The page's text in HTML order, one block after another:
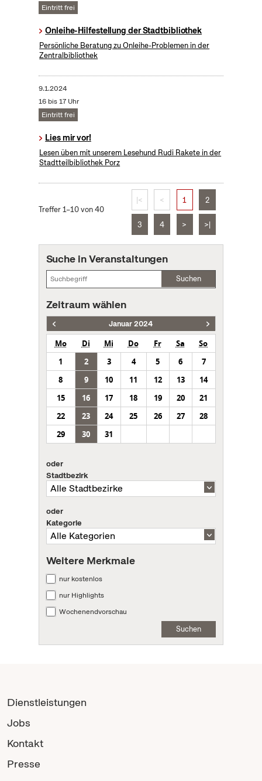
Eintritt frei
Onleihe-Hilfestellung der Stadtbibliothek
Persönliche Beratung zu Onleihe-Problemen in der
Zentralbibliothek
9.1.2024
16 bis 17 Uhr
Eintritt frei
Lies mir vor!
Lesen üben mit unserem Lesehund Rudi Rakete in der
Stadtteilbibliothek Porz
Treffer 1–10 von 40
|< < 1 2
3 4 > >|
Suche in Veranstaltungen
Suchen
Zeitraum wählen
Januar 2024
Mo Di Mi Do Fr Sa
So
1
2 3 4 5 6
7
8
9 10 11 12 13
14
15
16 17 18 19 20
21
22
23 24 25 26 27
28
29
30 31
oder
Stadtbezirk
oder
Kategorie
Weitere Merkmale
nur kostenlos
nur Highlights
Wochenendvorschau
Suchen
Dienstleistungen
Jobs
Kontakt
Presse